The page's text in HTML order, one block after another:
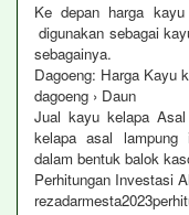
Ke depan harga
digunakan sebagai
sebagainya.
Dagoeng: Harga Kayu
dagoeng › Daun
Jual kayu kelapa
kelapa asal lampung
dalam bentuk balok
Perhitungan Investasi